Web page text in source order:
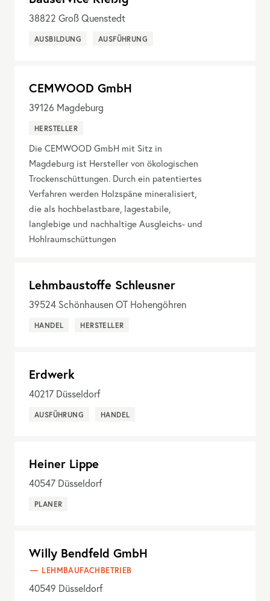
38822 Groß Quenstedt
AUSBILDUNG AUSFÜHRUNG
CEMWOOD GmbH
39126 Magdeburg
HERSTELLER
Die CEMWOOD GmbH mit Sitz in
Magdeburg ist Hersteller von ökologischen
Trockenschüttungen. Durch ein patentiertes
Verfahren werden Holzspäne mineralisiert,
die als hochbelastbare, lagestabile,
langlebige und nachhaltige Ausgleichs- und
Hohlraumschüttungen
Lehmbaustoffe Schleusner
39524 Schönhausen OT Hohengöhren
HANDEL HERSTELLER
Erdwerk
40217 Düsseldorf
AUSFÜHRUNG HANDEL
Heiner Lippe
40547 Düsseldorf
PLANER
Willy Bendfeld GmbH
LEHMBAUFACHBETRIEB
40549 Düsseldorf